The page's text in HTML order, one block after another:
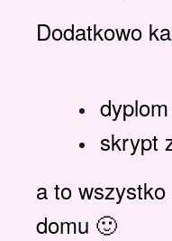
Dodatkowo
dyplom
skrypt
a to
domu 🙂